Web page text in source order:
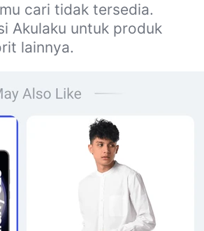
cari tidak tersedia.
Akulaku untuk produk
lainnya.